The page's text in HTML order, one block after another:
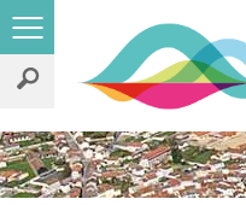
Rechercher
sur
le